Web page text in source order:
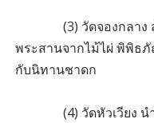
(3) วัดจองกลาง สัก
พระสานจากไม้ไ
กับนิทานชาดก
(4) วัดหัวเวียง นำช